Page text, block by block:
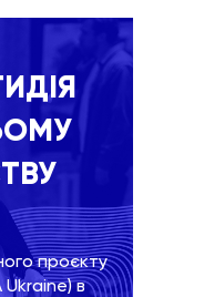
проєкту
Ukraine) в